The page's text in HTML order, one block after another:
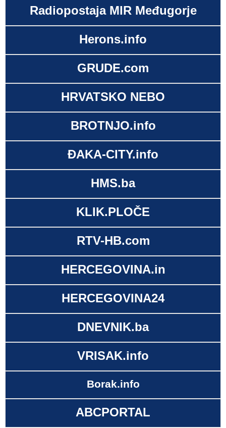
Radiopostaja MIR Međugorje
Herons.info
GRUDE.com
HRVATSKO NEBO
BROTNJO.info
ĐAKA-CITY.info
HMS.ba
KLIK.PLOČE
RTV-HB.com
HERCEGOVINA.in
HERCEGOVINA24
DNEVNIK.ba
VRISAK.info
Borak.info
ABCPORTAL